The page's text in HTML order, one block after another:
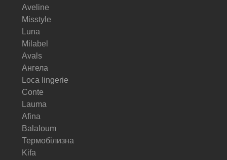
Aveline
Misstyle
Luna
Milabel
Avals
Ангела
Loca lingerie
Conte
Lauma
Afina
Balaloum
Термобілизна
Kifa